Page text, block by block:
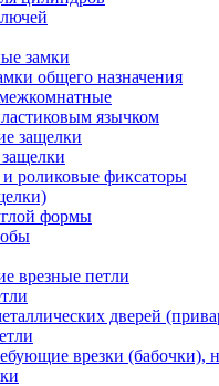
замки
общего назначения
язычком
защелки
роликовые фиксаторы
формы
врезные петли
дверей
врезки (бабочки),